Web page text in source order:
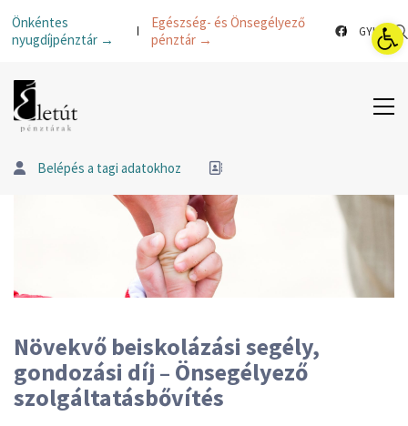
Önkéntes
nyugdíjpénztár →
Egészség- és Önsegélyező
pénztár →
GYIK
Belépés a tagi adatokhoz
Növekvő beiskolázási segély,
gondozási díj – Önsegélyező
szolgáltatásbővítés